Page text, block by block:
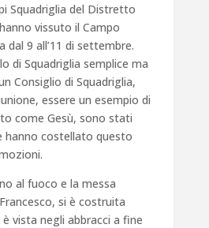
Squadriglia del Distretto
vissuto il Campo
dal 9 all’11 di settembre.
di Squadriglia semplice ma
Consiglio di Squadriglia,
essere un esempio di
come Gesù, sono stati
hanno costellato questo
al fuoco e la messa
si è costruita
è vista negli abbracci a fine